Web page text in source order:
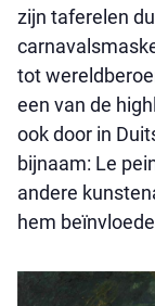
zijn taferelen
tot
een van de
ook door in
bijnaam: Le
andere
hem